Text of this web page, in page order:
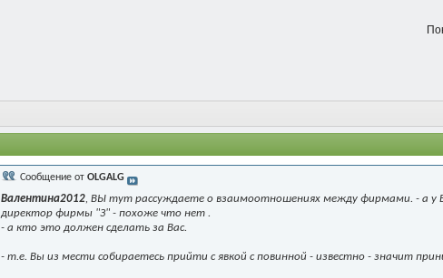
Сообщение от OLGALG
Валентина2012, ВЫ тут рассуждаете о взаимоотношениях между фирмами. - а у
директор фирмы "З" - похоже что нет .
- а кто это должен сделать за Вас.
- т.е. Вы из мести собираетесь прийти с явкой с повинной - известно - значит